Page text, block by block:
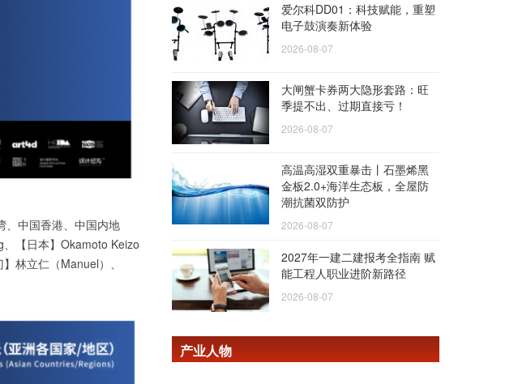
、中国香港、中国内地
【日本】Okamoto Keizo
林立仁（Manuel）、
爱尔科DD01：科技赋能，重塑
电子鼓演奏新体验
2026-08-07
大闸蟹卡券两大隐形套路：旺
季提不出、过期直接亏！
2026-08-07
高温高湿双重暴击丨石墨烯黑
金板2.0+海洋生态板，全屋防
潮抗菌双防护
2026-08-07
2027年一建二建报考全指南 赋
能工程人职业进阶新路径
2026-08-07
产业人物